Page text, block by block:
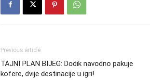
Previous article
TAJNI PLAN BIJEG: Dodik navodno pakuje
kofere, dvije destinacije u igri!